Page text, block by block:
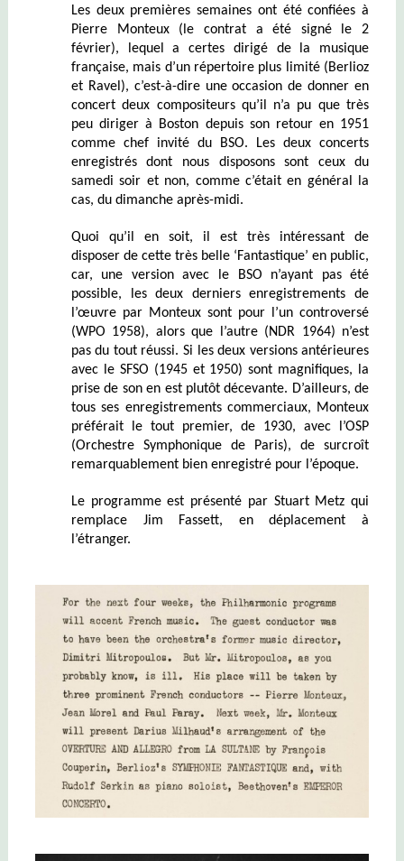
Les deux premières semaines ont été confiées à
Pierre Monteux (le contrat a été signé le 2
février), lequel a certes dirigé de la musique
française, mais d’un répertoire plus limité (Berlioz
et Ravel), c’est-à-dire une occasion de donner en
concert deux compositeurs qu’il n’a pu que très
peu diriger à Boston depuis son retour en 1951
comme chef invité du BSO. Les deux concerts
enregistrés dont nous disposons sont ceux du
samedi soir et non, comme c’était en général la
cas, du dimanche après-midi.
Quoi qu’il en soit, il est très intéressant de
disposer de cette très belle ‘Fantastique’ en public,
car, une version avec le BSO n’ayant pas été
possible, les deux derniers enregistrements de
l’œuvre par Monteux sont pour l’un controversé
(WPO 1958), alors que l’autre (NDR 1964) n’est
pas du tout réussi. Si les deux versions antérieures
avec le SFSO (1945 et 1950) sont magnifiques, la
prise de son en est plutôt décevante. D’ailleurs, de
tous ses enregistrements commerciaux, Monteux
préférait le tout premier, de 1930, avec l’OSP
(Orchestre Symphonique de Paris), de surcroît
remarquablement bien enregistré pour l’époque.
Le programme est présenté par Stuart Metz qui
remplace Jim Fassett, en déplacement à
l’étranger.